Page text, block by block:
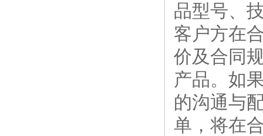
品型号、
客户方在
价及合同
产品。如
的沟通与
单，将在